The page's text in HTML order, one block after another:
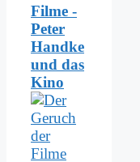
Filme -
Peter
Handke
und das
Kino